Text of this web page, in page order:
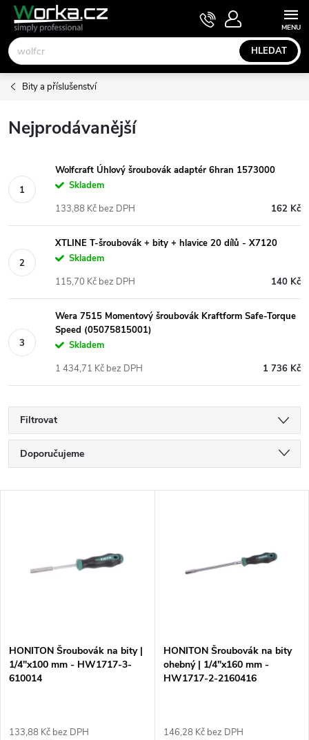
Přejít
obsah
HLEDAT
NÁKUPNÍ
KOŠÍK
Bity a příslušenství
Nejprodávanější
Wolfcraft Úhlový šroubovák adaptér 6hran 1573000
Skladem
162 Kč
133,88 Kč bez DPH
XTLINE T-šroubovák + bity + hlavice 20 dílů - X7120
Skladem
140 Kč
115,70 Kč bez DPH
Wera 7515 Momentový šroubovák Kraftform Safe-Torque
Speed (05075815001)
Skladem
1 736 Kč
1 434,71 Kč bez DPH
Filtrovat
Ř
a
p
o
Doporučujeme
Abecedně
s
p
HONITON Šroubovák na bity |
1/4"x100 mm - HW1717-3-
610014
133,88 Kč bez DPH
HONITON Šroubovák na bity
ohebný | 1/4"x160 mm -
HW1717-2-2160416
146,28 Kč bez DPH